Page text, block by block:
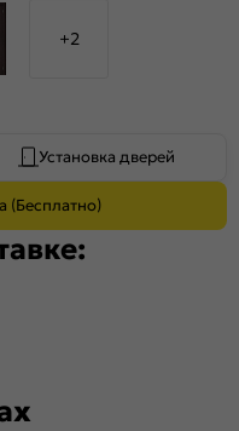
+2
Установка дверей
(Бесплатно)